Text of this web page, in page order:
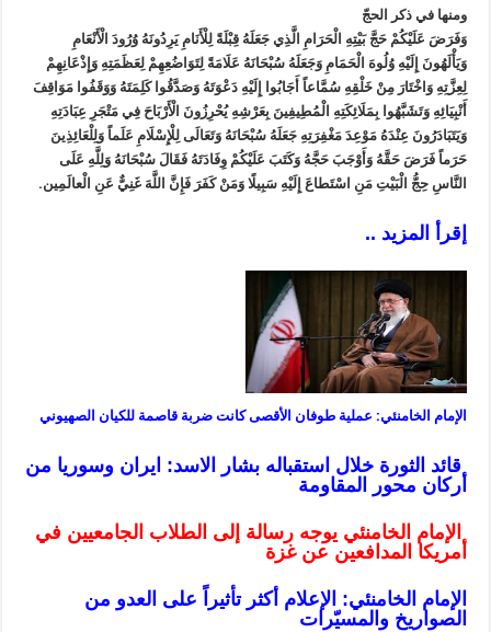
ومنها في ذکر الحجّ
وَفَرَضَ عَلَيْكُمْ حَجَّ بَيْتِهِ الْحَرَامِ الَّذِي جَعَلَهُ قِبْلَةً لِلْأَنَامِ يَرِدُونَهُ وُرُودَ الْأَنْعَامِ
وَيَأْلَهُونَ إِلَيْهِ وُلُوهَ الْحَمَامِ وَجَعَلَهُ سُبْحَانَهُ عَلَامَةً لِتَوَاضُعِهِمْ لِعَظَمَتِهِ وَإِذْعَانِهِمْ
لِعِزَّتِهِ وَاخْتَارَ مِنْ خَلْقِهِ سُمَّاعاً أَجَابُوا إِلَيْهِ دَعْوَتَهُ وَصَدَّقُوا كَلِمَتَهُ وَوَقَفُوا مَوَاقِفَ
أَنْبِيَائِهِ وَتَشَبَّهُوا بِمَلَائِكَتِهِ الْمُطِيفِينَ بِعَرْشِهِ يُحْرِزُونَ الْأَرْبَاحَ فِي مَتْجَرِ عِبَادَتِهِ
وَيَتَبَادَرُونَ عِنْدَهُ مَوْعِدَ مَغْفِرَتِهِ جَعَلَهُ سُبْحَانَهُ وَتَعَالَى لِلْإِسْلَامِ عَلَماً وَلِلْعَائِذِينَ
حَرَماً فَرَضَ حَقَّهُ وَأَوْجَبَ حَجَّهُ وَكَتَبَ عَلَيْكُمْ وِفَادَتَهُ فَقَالَ سُبْحَانَهُ‏ وَلِلَّهِ عَلَى
النَّاسِ حِجُّ الْبَيْتِ مَنِ اسْتَطاعَ إِلَيْهِ سَبِيلًا وَمَنْ كَفَرَ فَإِنَّ اللَّهَ غَنِيٌّ عَنِ الْعالَمِين.
إقرأ المزيد ..
الإمام الخامنئي: عملية طوفان الأقصى كانت ضربة قاصمة للكيان الصهيوني
قائد الثورة خلال استقباله بشار الاسد: ايران وسوريا من
أركان محور المقاومة
الإمام الخامنئي يوجه رسالة إلى الطلاب الجامعيين في
أمريكا المدافعين عن غزة
الإمام الخامنئي: الإعلام أكثر تأثيراً على العدو من
الصواريخ والمسيّرات